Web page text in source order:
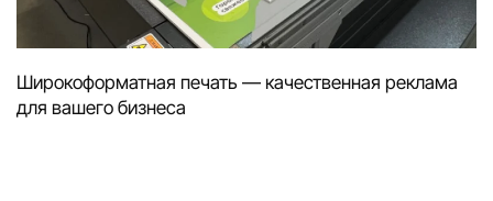
Широкоформатная печать — качественная реклама
для вашего бизнеса